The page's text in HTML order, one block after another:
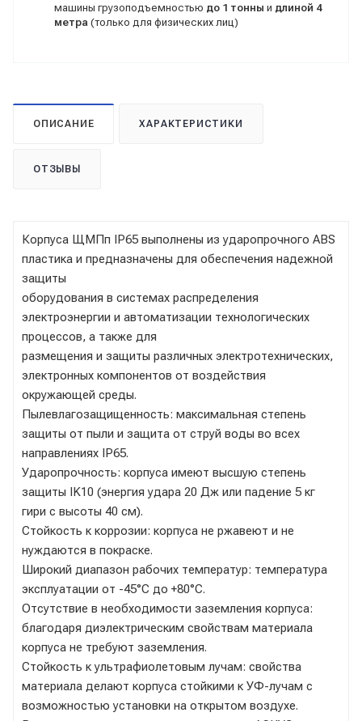
машины грузоподъемностью до 1 тонны и длиной 4
метра (только для физических лиц)
ОПИСАНИЕ ХАРАКТЕРИСТИКИ
ОТЗЫВЫ
Корпуса ЩМПп IP65 выполнены из ударопрочного ABS
пластика и предназначены для обеспечения надежной
защиты
оборудования в системах распределения
электроэнергии и автоматизации технологических
процессов, а также для
размещения и защиты различных электротехнических,
электронных компонентов от воздействия
окружающей среды.
Пылевлагозащищенность: максимальная степень
защиты от пыли и защита от струй воды во всех
направлениях IP65.
Ударопрочность: корпуса имеют высшую степень
защиты IK10 (энергия удара 20 Дж или падение 5 кг
гири с высоты 40 см).
Стойкость к коррозии: корпуса не ржавеют и не
нуждаются в покраске.
Широкий диапазон рабочих температур: температура
эксплуатации от -45°C до +80°C.
Отсутствие в необходимости заземления корпуса:
благодаря диэлектрическим свойствам материала
корпуса не требуют заземления.
Стойкость к ультрафиолетовым лучам: свойства
материала делают корпуса стойкими к УФ-лучам с
возможностью установки на открытом воздухе.